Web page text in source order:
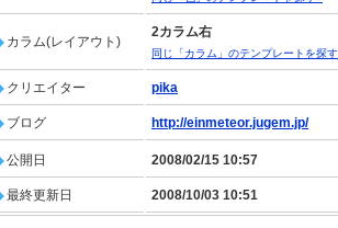
カラム(レイアウト)
2カラム右
同じ「カラム」のテンプレートを探
クリエイター pika
ブログ http://einmeteor.jugem.jp/
公開日 2008/02/15 10:57
最終更新日 2008/10/03 10:51